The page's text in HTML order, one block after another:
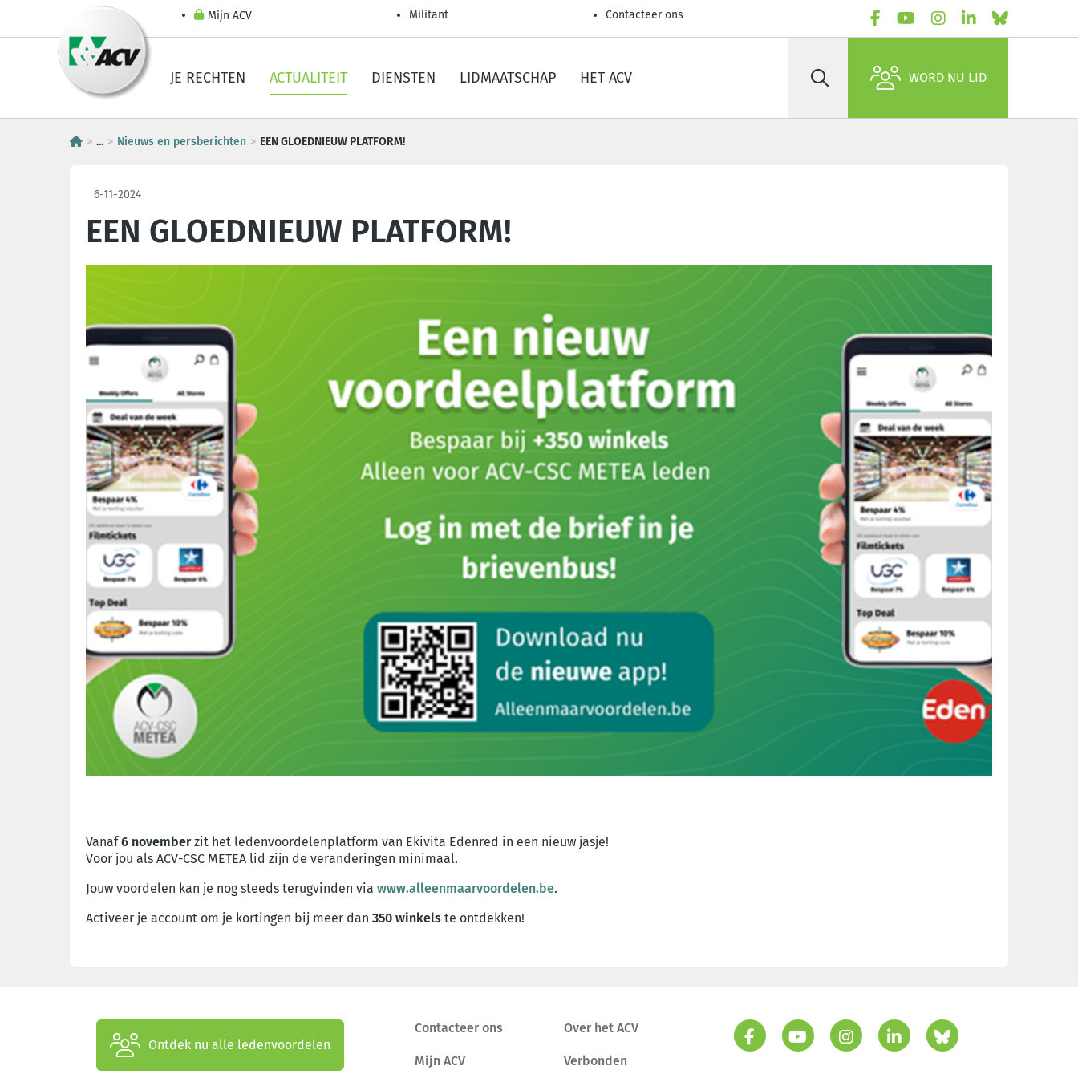
Mijn ACV Militant Contacteer ons
JE RECHTEN ACTUALITEIT DIENSTEN LIDMAATSCHAP HET ACV Zoek WORD NU LID
... Nieuws en persberichten EEN GLOEDNIEUW PLATFORM!
6-11-2024
EEN GLOEDNIEUW PLATFORM!
Vanaf6 novemberzit het ledenvoordelenplatform van Ekivita Edenred in een nieuw jasje!
Voor jou als ACV-CSC METEA lid zijn de veranderingen minimaal.
Jouw voordelen kan je nog steeds terugvinden via www.alleenmaarvoordelen.be.
Activeer je account om je kortingen bij meer dan 350 winkels te ontdekken!
Ontdek nu alle ledenvoordelen
Contacteer ons
Mijn ACV
Over het ACV
Verbonden